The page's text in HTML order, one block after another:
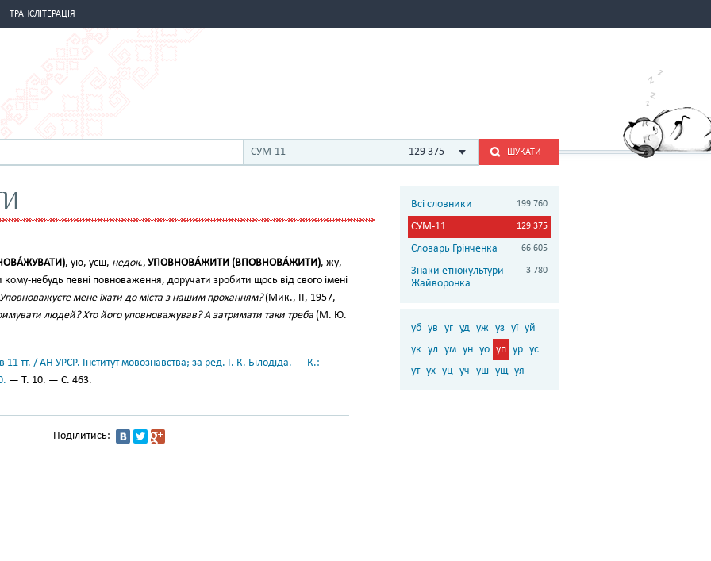
ТРАНСЛІТЕРАЦІЯ
СУМ-11 129 375 ШУКАТИ
, ую, уєш, недок., УПОВНОВА́ЖИТИ (ВПОВНОВА́ЖИТИ), жу,
кому-небудь певні повноваження, доручати зробити щось від свого імені
Уповноважуєте мене їхати до міста з нашим проханням?(Мик., II, 1957,
людей? Хто його уповноважував? А затримати таки треба (М. Ю.
11 тт. / АН УРСР. Інститут мовознавства; за ред. І. К. Білодіда. — К.:
— Т. 10. — С. 463.
Поділитись:
Всі словники 199 760
СУМ-11 129 375
Словарь Грінченка 66 605
Знаки етнокультури
Жайворонка
3 780
уб ув уг уд уж уз уї уй
ук ул ум ун уо уп ур ус
ут ух уц уч уш ущ уя